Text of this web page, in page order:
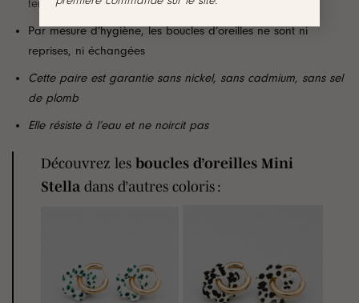
tenue fiable tout au long de la journée
Par mesure d’hygiène, les boucles d’oreilles ne sont ni
reprises, ni échangées
Cette paire est garantie sans nickel, sans cadmium, sans sel
de plomb
Elle résiste à l’eau et ne noircit pas
Découvrez les boucles d’oreilles Mini
Stella dans d’autres coloris :